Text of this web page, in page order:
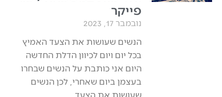
פייקר
נובמבר 17, 2023
הנשים שעושות את הצעד האמיץ
בכל יום ויום לכיוון הדלת החדשה
היום אני כותבת על הנשים שבחרו
בעצמן ביום שאחרי, לכן הנשים
שעושות את הצעד